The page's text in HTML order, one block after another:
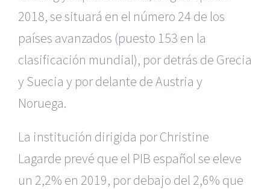
2018, se situará en el número 24 de los
países avanzados (puesto 153 en la
clasificación mundial), por detrás de Grecia
y Suecia y por delante de Austria y
Noruega.
La institución dirigida por Christine
Lagarde prevé que el PIB español se eleve
un 2,2% en 2019, por debajo del 2,6% que